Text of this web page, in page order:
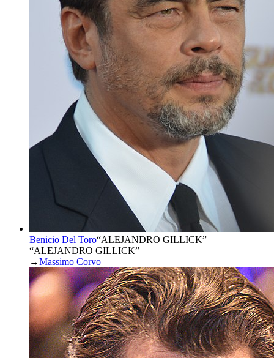
Benicio Del Toro“ALEJANDRO GILLICK”
“ALEJANDRO GILLICK”
→Massimo Corvo